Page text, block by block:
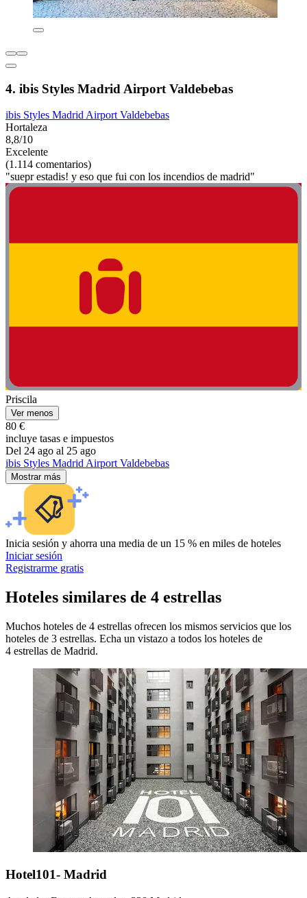
4. ibis Styles Madrid Airport Valdebebas
ibis Styles Madrid Airport Valdebebas
Hortaleza
8,8/10
Excelente
(1.114 comentarios)
"suepr estadis! y eso que fui con los incendios de madrid"
Priscila
Ver menos
80 €
incluye tasas e impuestos
Del 24 ago al 25 ago
ibis Styles Madrid Airport Valdebebas
Mostrar más
Inicia sesión y ahorra una media de un 15 % en miles de hoteles
Iniciar sesión
Registrarme gratis
Hoteles similares de 4 estrellas
Muchos hoteles de 4 estrellas ofrecen los mismos servicios que los
hoteles de 3 estrellas. Echa un vistazo a todos los hoteles de
4 estrellas de Madrid.
Hotel101- Madrid